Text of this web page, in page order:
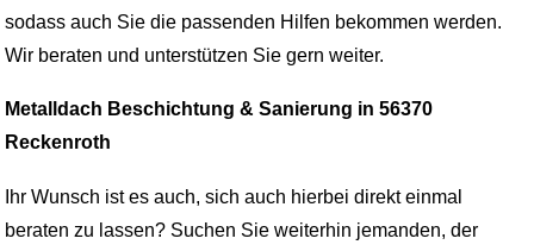
sodass auch Sie die passenden Hilfen bekommen werden.
Wir beraten und unterstützen Sie gern weiter.
Metalldach Beschichtung & Sanierung in 56370
Reckenroth
Ihr Wunsch ist es auch, sich auch hierbei direkt einmal
beraten zu lassen? Suchen Sie weiterhin jemanden, der